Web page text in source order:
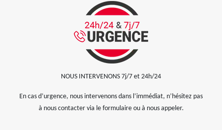
NOUS INTERVENONS 7j/7 et 24h/24
En cas d’urgence, nous intervenons dans l’immédiat, n’hésitez pas
à nous contacter via le formulaire ou à nous appeler.